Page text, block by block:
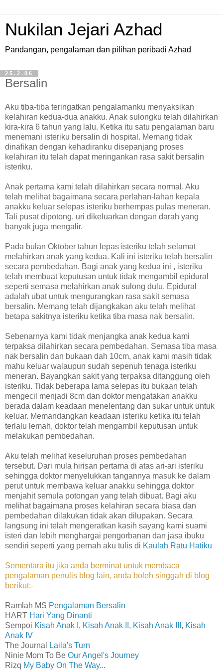
Nukilan Jejari Azhad
Pandangan, pengalaman dan pilihan peribadi Azhad
25.2.06
Bersalin
Aku tiba-tiba teringatkan pengalamanku menyaksikan
kelahiran kedua-dua anakku. Anak sulongku telah dilahirkan
kira-kira 6 tahun yang lalu. Ketika itu satu pengalaman baru
menemani isteriku bersalin di hospital. Memang tidak
dinafikan dengan kehadiranku disepanjang proses
kelahiran itu telah dapat meringankan rasa sakit bersalin
isteriku.
Anak pertama kami telah dilahirkan secara normal. Aku
telah melihat bagaimana secara perlahan-lahan kepala
anakku keluar selepas isteriku berhempas pulas meneran.
Tali pusat dipotong, uri dikeluarkan dengan darah yang
banyak juga mengalir.
Pada bulan Oktober tahun lepas isteriku telah selamat
melahirkan anak yang kedua. Kali ini isteriku telah bersalin
secara pembedahan. Bagi anak yang kedua ini , isteriku
telah membuat keputusan untuk tidak mengambil epidural
seperti semasa melahirkan anak sulong dulu. Epidural
adalah ubat untuk mengurangkan rasa sakit semasa
bersalin. Memang telah dijangkakan aku telah melihat
betapa sakitnya isteriku ketika tiba masa nak bersalin.
Sebenarnya kami tidak menjangka anak kedua kami
terpaksa dilahirkan secara pembedahan. Semasa tiba masa
nak bersalin dan bukaan dah 10cm, anak kami masih tidak
mahu keluar walaupun sudah sepenuh tenaga isteriku
meneran. Bayangkan sakit yang terpaksa ditanggung oleh
isteriku. Tidak beberapa lama selepas itu bukaan telah
mengecil menjadi 8cm dan doktor mengatakan anakku
berada dalam keadaan menelentang dan sukar untuk untuk
keluar. Memandangkan keadaan isteriku ketika itu telah
terlalu lemah, doktor telah mengambil keputusan untuk
melakukan pembedahan.
Aku telah melihat keseluruhan proses pembedahan
tersebut. Dari mula hirisan pertama di atas ari-ari isteriku
sehingga doktor menyelukkan tangannya masuk ke dalam
perut untuk membawa keluar anakku sehingga doktor
menjahit semula potongan yang telah dibuat. Bagi aku
melihat bagaimana proses kelahiran secara biasa dan
pembedahan dilakukan tidak akan dilupakan. Secara
langsung ini telah mengeratkan kasih sayang kami suami
isteri dan lebih menghargai pengorbanan dan jasa ibuku
sendiri seperti yang pernah aku tulis di Kaulah Ratu Hatiku
Sementara itu jika anda berminat untuk membaca
pengalaman penulis blog lain, anda boleh singgah di blog
berikut:-
Ramlah MS Pengalaman Bersalin
HART Hari Yang Dinanti
Sempoi Kisah Anak I , Kisah Anak II , Kisah Anak III , Kisah
Anak IV
The Journal
Laila's Turn
Ninie Mom To Be Our Angel's Journey
Rizq My Baby On The Way...